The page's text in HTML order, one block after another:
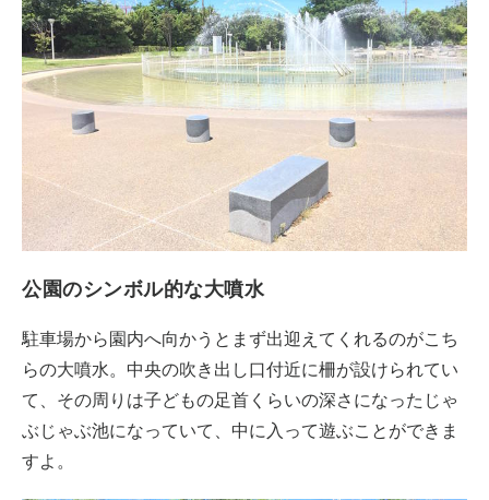
公園のシンボル的な大噴水
駐車場から園内へ向かうとまず出迎えてくれるのがこち
らの大噴水。中央の吹き出し口付近に柵が設けられてい
て、その周りは子どもの足首くらいの深さになったじゃ
ぶじゃぶ池になっていて、中に入って遊ぶことができま
すよ。